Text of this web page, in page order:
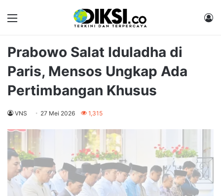
Menu
Prabowo Salat Iduladha di
Paris, Mensos Ungkap Ada
Pertimbangan Khusus
VNS 27 Mei 2026 1,315